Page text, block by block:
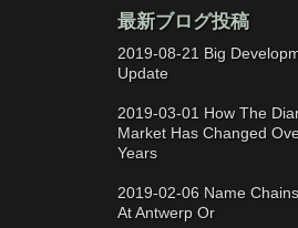
最新ブログ投稿
2019-08-21 Big
Update
2019-03-01 How The
Market Has Changed
Years
2019-02-06 Name
At Antwerp Or